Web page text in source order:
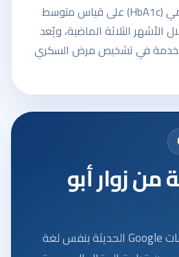
يساعد تحليل السكر التراكمي (HbA1c) على قياس متوسط
الثلاثة الماضية، ويُعد
في تشخيص مرض السكري
زوار أبو
نعرض هنا عيّنة من تقييمات Google الحديثة بنفس لغة